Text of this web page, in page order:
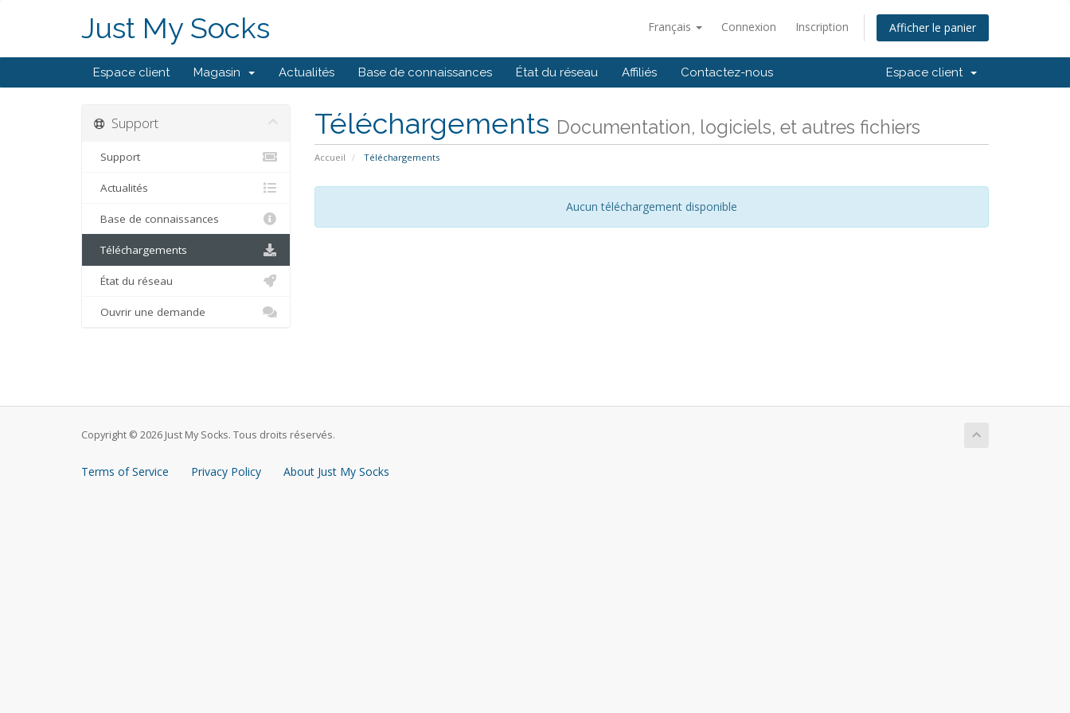
Français Connexion Inscription Afficher le panier
Just My Socks
Espace client Magasin Actualités Base de connaissances État du réseau Affiliés Contactez-nous Espace client
Téléchargements Documentation, logiciels, et autres fichiers
Accueil Téléchargements
Aucun téléchargement disponible
Support
Support
Actualités
Base de connaissances
Téléchargements
État du réseau
Ouvrir une demande
Copyright © 2026 Just My Socks. Tous droits réservés.
Terms of Service Privacy Policy About Just My Socks